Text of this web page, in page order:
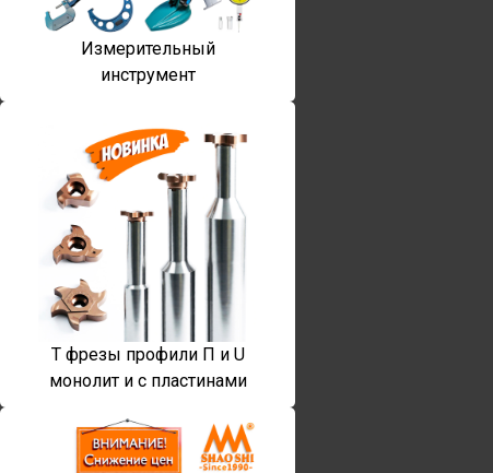
Измерительный
инструмент
T фрезы профили П и U
монолит и с пластинами